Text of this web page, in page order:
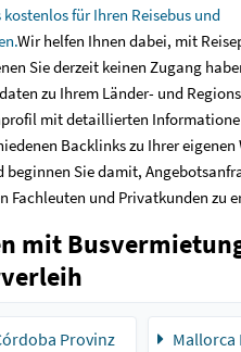
für Ihren Reisebus und
Wir helfen Ihnen dabei, mit
Sie derzeit keinen Zugang
zu Ihrem Länder- und
mit detaillierten
Backlinks zu Ihrer eigenen
Sie damit,
Fachleuten und Privatkunden zu
mit
Provinz Mallorca